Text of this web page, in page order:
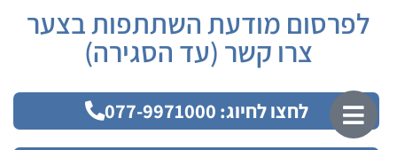
לפרסום מודעת השתתפות בצער
צרו קשר (עד הסגירה)
לחצו לחיוג: 077-9971000